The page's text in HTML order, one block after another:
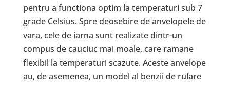
pentru a functiona optim la temperaturi sub 7
grade Celsius. Spre deosebire de anvelopele de
vara, cele de iarna sunt realizate dintr-un
compus de cauciuc mai moale, care ramane
flexibil la temperaturi scazute. Aceste anvelope
au, de asemenea, un model al benzii de rulare